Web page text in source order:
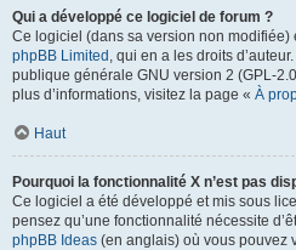
Qui a développé ce logiciel de forum ?
Ce logiciel (dans sa version non
phpBB Limited , qui en a les droits
publique générale GNU version 2 (GPL-
plus d’informations, visitez la page « À
Haut
Pourquoi la fonctionnalité X n’est pas
Ce logiciel a été développé et mis sous
pensez qu’une fonctionnalité nécessite
phpBB Ideas (en anglais) où vous pouvez